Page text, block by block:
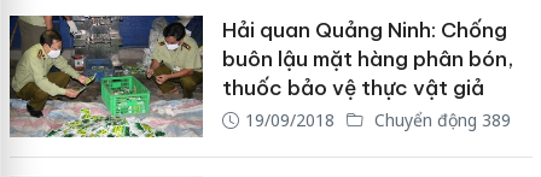
Hải quan Quảng Ninh: Chống
buôn lậu mặt hàng phân bón,
thuốc bảo vệ thực vật giả
19/09/2018 Chuyển động 389